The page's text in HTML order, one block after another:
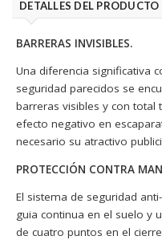
DETALLES DEL PRODUCTO
BARRERAS INVISIBLES.
Una diferencia significativa
seguridad parecidos se
barreras visibles y con total
efecto negativo en
necesario su atractivo
PROTECCIÓN CONTRA
El sistema de seguridad
guia continua en el suelo y
de cuatro puntos en el